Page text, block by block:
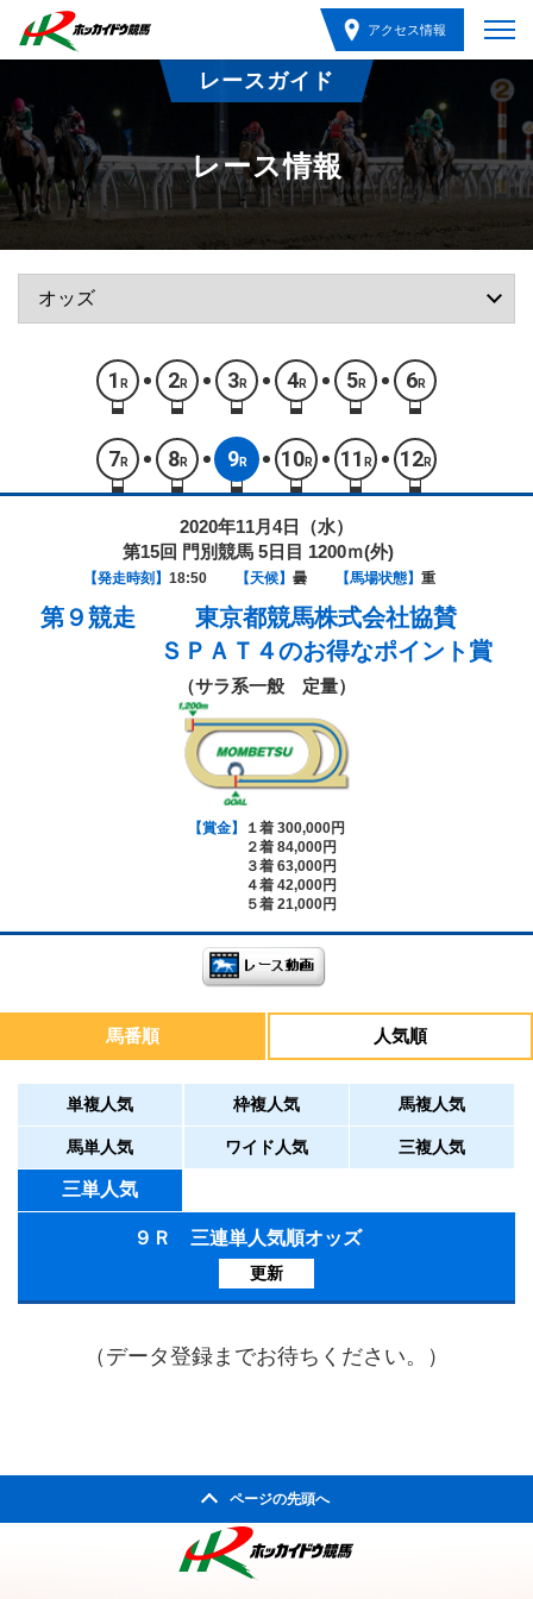
アクセス情報
レースガイド
レース情報
1 R 2R 3R 4R 5R 6R
7 R 8R 9R 10R 11 R 12R
2020年11月4日（水）
第15回 門別競馬 5日目 1200ｍ(外)
【発走時刻】 18:50 【天候】 曇 【馬場状態】 重
第９競走
東京都競馬株式会社協賛
ＳＰＡＴ４のお得なポイント賞
（サラ系一般 定量）
【賞金】
１着 300,000円
２着 84,000円
３着 63,000円
４着 42,000円
５着 21,000円
馬番順 人気順
単複人気 枠複人気 馬複人気
馬単人気 ワイド人気 三複人気
三単人気
９Ｒ 三連単人気順オッズ
更新
（データ登録までお待ちください。）
ページの先頭へ